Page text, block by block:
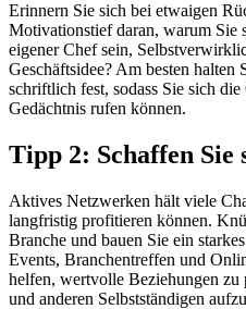
Erinnern Sie sich bei etwaigen
Motivationstief daran, warum Sie
eigener Chef sein,
Geschäftsidee? Am besten
schriftlich fest, sodass Sie sich
Gedächtnis rufen können.
Tipp 2: Schaffen Sie
Aktives Netzwerken hält viele
langfristig profitieren können.
Branche und bauen Sie ein
Events, Branchentreffen und
helfen, wertvolle Beziehungen zu
und anderen Selbstständigen